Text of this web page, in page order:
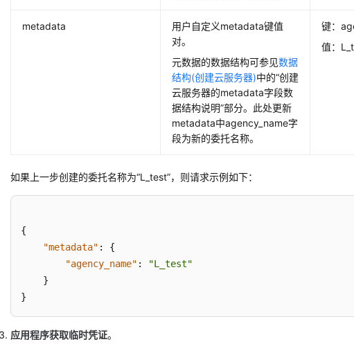
metadata
用户自定义metadata键值
对。
元数据的数据结构可参见数据
结构(创建云服务器)中的“创建
云服务器的metadata字段数
据结构说明”部分。此处更新
metadata中agency_name字
段为新的委托名称。
键：
值：
如果上一步创建的委托名称为“L_test”，则请求示例如下：
{
"metadata" :
{
"agency_name" :
"L_test"
}
}
应用程序获取临时凭证。